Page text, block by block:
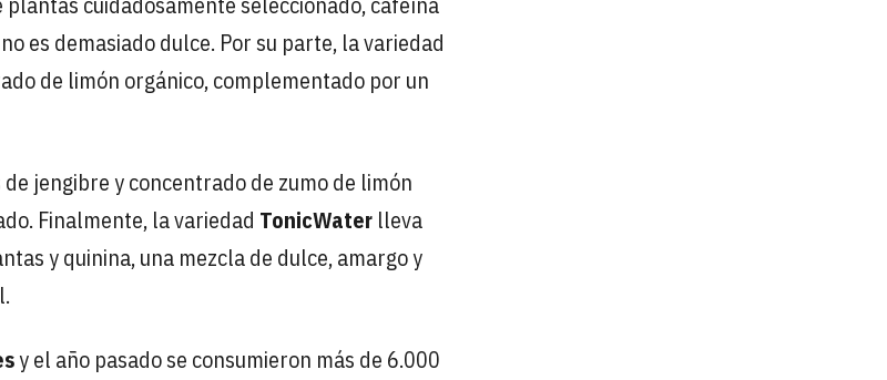
es demasiado dulce. Por su parte, la variedad
de limón orgánico, complementado por un
jengibre y concentrado de zumo de limón
Finalmente, la variedad TonicWater lleva
y quinina, una mezcla de dulce, amargo y
y el año pasado se consumieron más de 6.000